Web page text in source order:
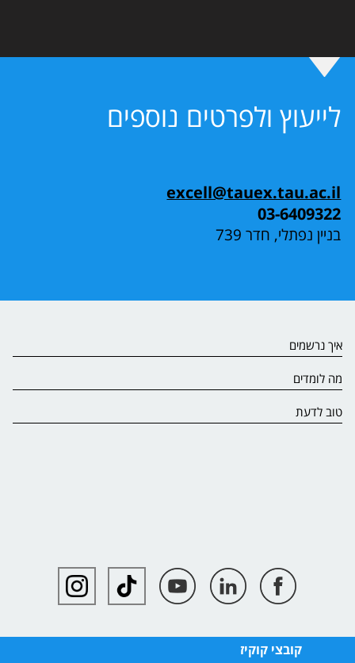
קובצי קוקיז
לייעוץ ולפרטים נוספים
excell@tauex.tau.ac.il
03-6409322
בניין נפתלי, חדר 739
איך נרשמים
מה לומדים
טוב לדעת